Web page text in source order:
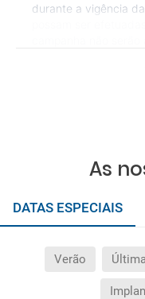
durante a vigência
As
DATAS ESPECIAIS
Verão